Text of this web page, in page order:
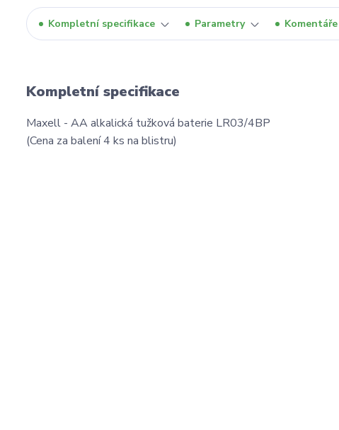
Kompletní specifikace Parametry Komentáře
Kompletní specifikace
Maxell - AA alkalická tužková baterie LR03/4BP
(Cena za balení 4 ks na blistru)